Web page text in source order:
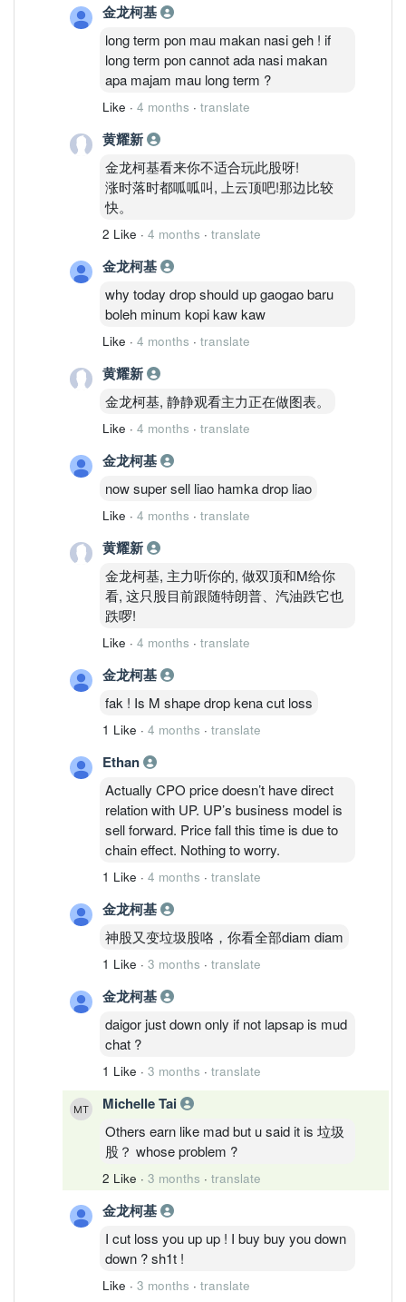
casino. those aiming for short term
capital gaining is actually same with
gambling in the casino. even warren
buffet also wont do this.
金龙柯基
long term pon mau makan nasi geh ! if
long term pon cannot ada nasi makan
apa majam mau long term ?
Like · 4 months · translate
黄耀新
金龙柯基看来你不适合玩此股呀!
涨时落时都呱呱叫, 上云顶吧!那边比较
快。
2 Like · 4 months · translate
金龙柯基
why today drop should up gaogao baru
boleh minum kopi kaw kaw
Like · 4 months · translate
黄耀新
金龙柯基, 静静观看主力正在做图表。
Like · 4 months · translate
金龙柯基
now super sell liao hamka drop liao
Like · 4 months · translate
黄耀新
金龙柯基, 主力听你的, 做双顶和M给你
看, 这只股目前跟随特朗普、汽油跌它也
跌啰!
Like · 4 months · translate
金龙柯基
fak ! Is M shape drop kena cut loss
1 Like · 4 months · translate
Ethan
Actually CPO price doesn’t have direct
relation with UP. UP’s business model is
sell forward. Price fall this time is due to
chain effect. Nothing to worry.
1 Like · 4 months · translate
金龙柯基
神股又变垃圾股咯，你看全部diam diam
1 Like · 3 months · translate
金龙柯基
daigor just down only if not lapsap is mud
chat ?
1 Like · 3 months · translate
Michelle Tai
Others earn like mad but u said it is 垃圾
股？ whose problem ?
2 Like · 3 months · translate
金龙柯基
I cut loss you up up ! I buy buy you down
down ? sh1t !
Like · 3 months · translate